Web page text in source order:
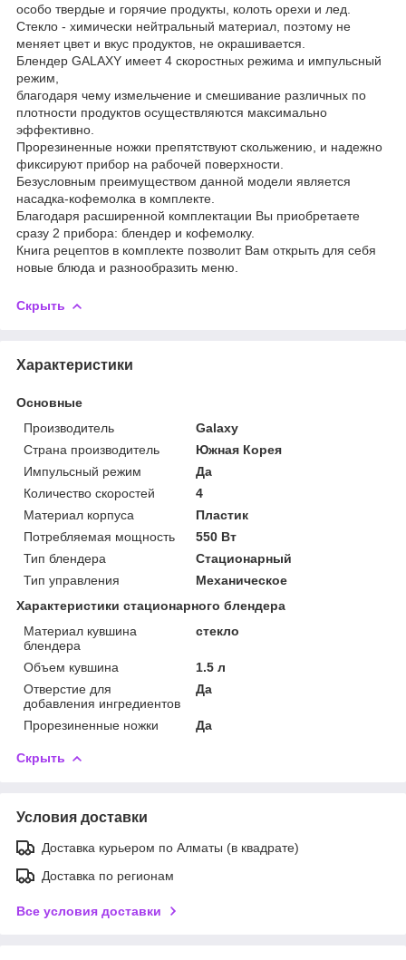
особо твердые и горячие продукты, колоть орехи и лед.
Стекло - химически нейтральный материал, поэтому не
меняет цвет и вкус продуктов, не окрашивается.
Блендер GALAXY имеет 4 скоростных режима и импульсный
режим,
благодаря чему измельчение и смешивание различных по
плотности продуктов осуществляются максимально
эффективно.
Прорезиненные ножки препятствуют скольжению, и надежно
фиксируют прибор на рабочей поверхности.
Безусловным преимуществом данной модели является
насадка-кофемолка в комплекте.
Благодаря расширенной комплектации Вы приобретаете
сразу 2 прибора: блендер и кофемолку.
Книга рецептов в комплекте позволит Вам открыть для себя
новые блюда и разнообразить меню.
Скрыть
Характеристики
Основные
Производитель
Galaxy
Страна производитель
Южная Корея
Импульсный режим
Да
Количество скоростей
4
Материал корпуса
Пластик
Потребляемая мощность
550 Вт
Тип блендера
Стационарный
Тип управления
Механическое
Характеристики стационарного блендера
Материал кувшина
блендера
стекло
Объем кувшина
1.5 л
Отверстие для
добавления ингредиентов
Да
Прорезиненные ножки Да
Скрыть
Условия доставки
Доставка курьером по Алматы (в квадрате)
Доставка по регионам
Все условия доставки